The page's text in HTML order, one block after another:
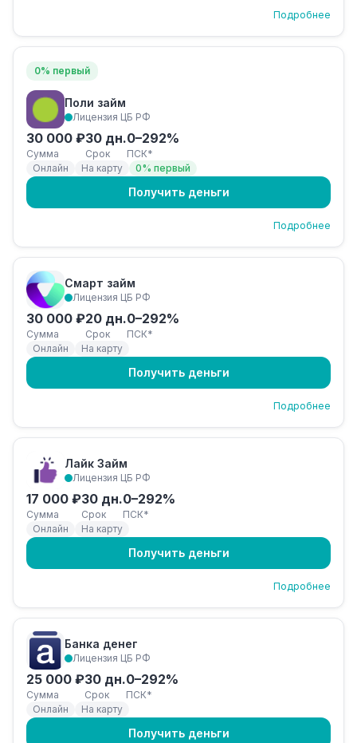
Подробнее
0% первый
Поли займ
Лицензия ЦБ РФ
30 000 ₽
Сумма
30 дн.
Срок
0–292%
ПСК*
Онлайн
На карту 0% первый
Получить деньги
Подробнее
Смарт займ
Лицензия ЦБ РФ
30 000 ₽
Сумма
20 дн.
Срок
0–292%
ПСК*
Онлайн
На карту
Получить деньги
Подробнее
Лайк Займ
Лицензия ЦБ РФ
17 000 ₽
Сумма
30 дн.
Срок
0–292%
ПСК*
Онлайн
На карту
Получить деньги
Подробнее
Банка денег
Лицензия ЦБ РФ
25 000 ₽
Сумма
30 дн.
Срок
0–292%
ПСК*
Онлайн
На карту
Получить деньги